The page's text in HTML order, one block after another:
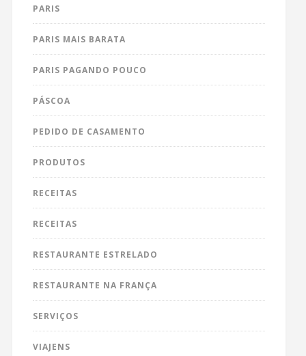
PARIS
PARIS MAIS BARATA
PARIS PAGANDO POUCO
PÁSCOA
PEDIDO DE CASAMENTO
PRODUTOS
RECEITAS
RECEITAS
RESTAURANTE ESTRELADO
RESTAURANTE NA FRANÇA
SERVIÇOS
VIAJENS